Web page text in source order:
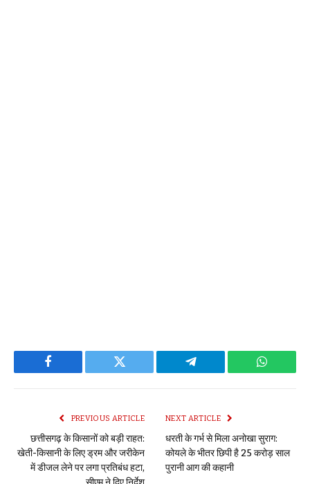
Facebook Twitter Telegram
PREVIOUS ARTICLE
छत्तीसगढ़ के किसानों को बड़ी राहत:
खेती-किसानी के लिए ड्रम और जरीकेन
में डीजल लेने पर लगा प्रतिबंध हटा,
NEXT ARTICLE
धरती के गर्भ से मिला अनोखा सुराग:
कोयले के भीतर छिपी है 25 करोड़ साल
पुरानी आग की कहानी